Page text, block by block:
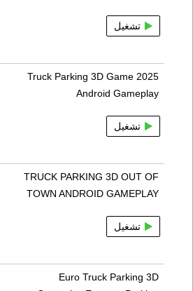
تشغيل
Truck Parking 3D Game 2025
Android Gameplay
تشغيل
TRUCK PARKING 3D OUT OF
TOWN ANDROID GAMEPLAY
تشغيل
Euro Truck Parking 3D